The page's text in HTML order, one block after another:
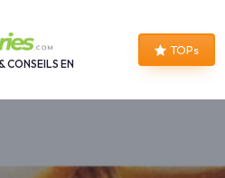
CONSEILS EN
TOPs